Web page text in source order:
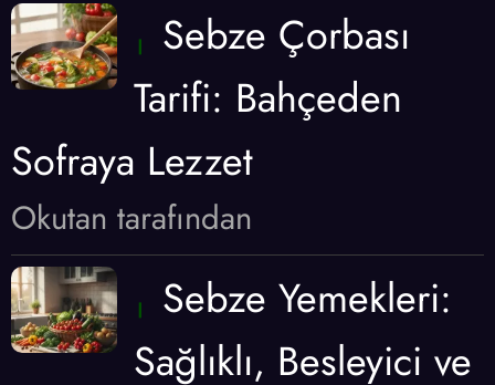
Sebze Çorbası
Tarifi: Bahçeden
Sofraya Lezzet
Okutan tarafından
Sebze Yemekleri:
Sağlıklı, Besleyici ve